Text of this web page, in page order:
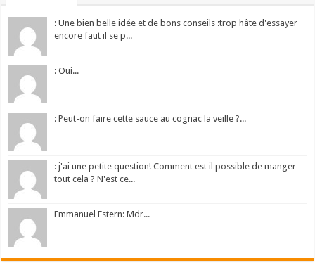
: Une bien belle idée et de bons conseils :trop hâte d'essayer
encore faut il se p...
: Oui...
: Peut-on faire cette sauce au cognac la veille ?...
: j'ai une petite question! Comment est il possible de manger
tout cela ? N'est ce...
Emmanuel Estern: Mdr...